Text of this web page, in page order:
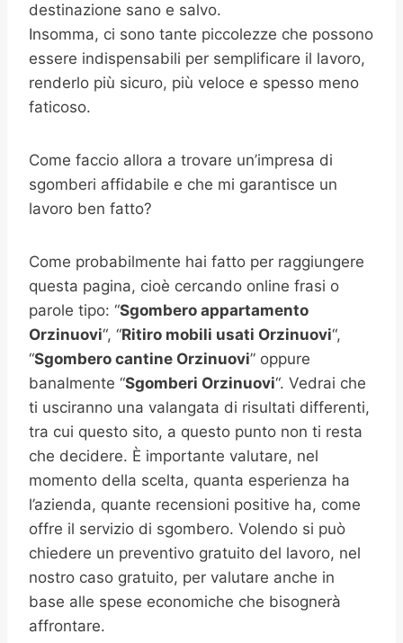
destinazione sano e salvo.
Insomma, ci sono tante piccolezze che possono
essere indispensabili per semplificare il lavoro,
renderlo più sicuro, più veloce e spesso meno
faticoso.
Come faccio allora a trovare un’impresa di
sgomberi affidabile e che mi garantisce un
lavoro ben fatto?
Come probabilmente hai fatto per raggiungere
questa pagina, cioè cercando online frasi o
parole tipo: “Sgombero appartamento
Orzinuovi“, “Ritiro mobili usati Orzinuovi“,
“Sgombero cantine Orzinuovi” oppure
banalmente “Sgomberi Orzinuovi“. Vedrai che
ti usciranno una valangata di risultati differenti,
tra cui questo sito, a questo punto non ti resta
che decidere. È importante valutare, nel
momento della scelta, quanta esperienza ha
l’azienda, quante recensioni positive ha, come
offre il servizio di sgombero. Volendo si può
chiedere un preventivo gratuito del lavoro, nel
nostro caso gratuito, per valutare anche in
base alle spese economiche che bisognerà
affrontare.